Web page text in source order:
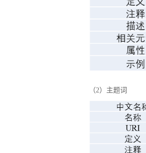
（2）主题词